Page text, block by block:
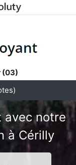
(03)
avec notre
à Cérilly